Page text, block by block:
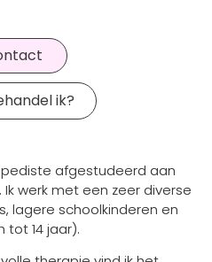
ik?
afgestudeerd aan
werk met een zeer diverse
lagere schoolkinderen en
tot 14 jaar).